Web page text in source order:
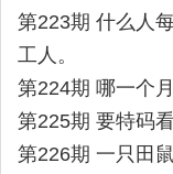
第223期 什么人
工人。
第224期 哪一个
第225期 要特码
第226期 一只田